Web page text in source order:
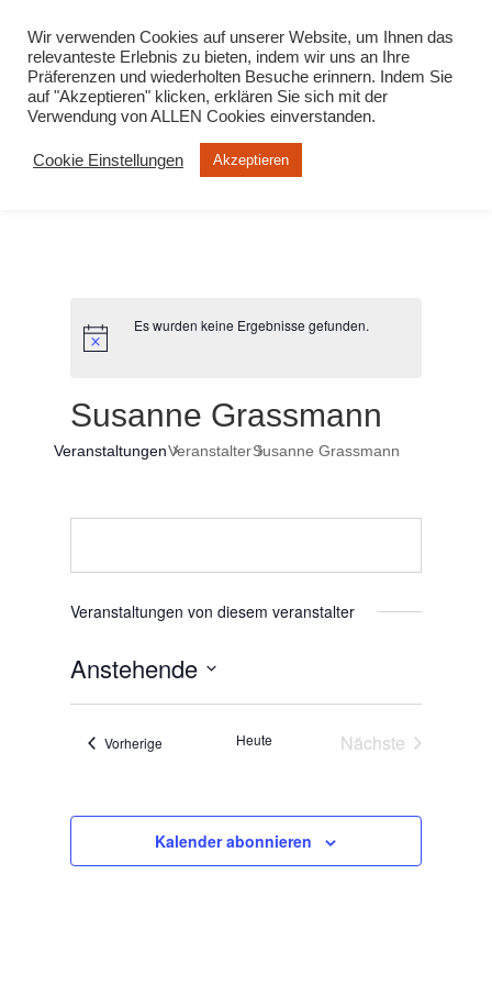
Es wurden keine Ergebnisse gefunden.
Susanne Grassmann
VeranstaltungenVeranstalterSusanne Grassmann
Veranstaltungen von diesem veranstalter
Anstehende
Vorherige Veranstaltungen
Heute
Nächste
Kalender abonnieren
Wir verwenden Cookies auf unserer Website, um Ihnen das
relevanteste Erlebnis zu bieten, indem wir uns an Ihre
Präferenzen und wiederholten Besuche erinnern. Indem Sie
auf "Akzeptieren" klicken, erklären Sie sich mit der
Verwendung von ALLEN Cookies einverstanden.
Cookie Einstellungen Akzeptieren